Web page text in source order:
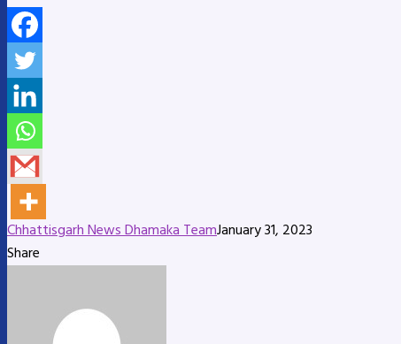
Chhattisgarh News Dhamaka TeamJanuary 31, 2023
Share